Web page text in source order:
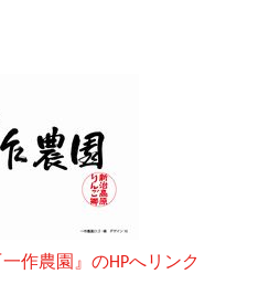
作農園』のHPへリンク